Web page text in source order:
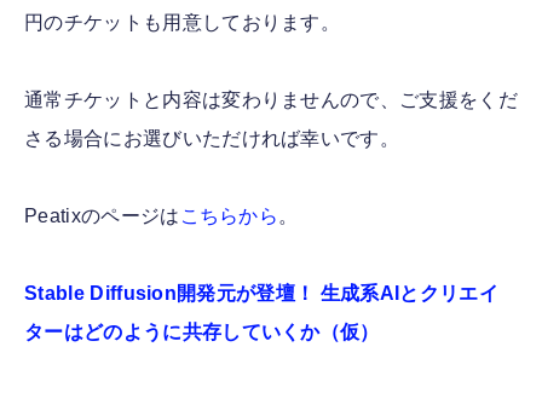
円のチケットも用意しております。
通常チケットと内容は変わりませんので、ご支援をくだ
さる場合にお選びいただければ幸いです。
Peatixのページは こちらから 。
Stable Diffusion開発元が登壇！ 生成系AIとクリエイ
ターはどのように共存していくか（仮）